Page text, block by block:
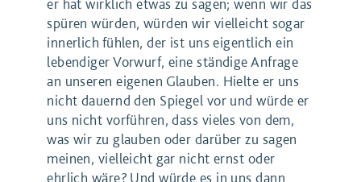
er hat wirklich etwas zu sagen; wenn wir das
spüren würden, würden wir vielleicht sogar
innerlich fühlen, der ist uns eigentlich ein
lebendiger Vorwurf, eine ständige Anfrage
an unseren eigenen Glauben. Hielte er uns
nicht dauernd den Spiegel vor und würde er
uns nicht vorführen, dass vieles von dem,
was wir zu glauben oder darüber zu sagen
meinen, vielleicht gar nicht ernst oder
ehrlich wäre? Und würde es in uns dann